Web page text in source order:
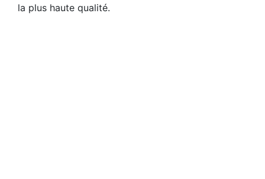
la plus haute qualité.